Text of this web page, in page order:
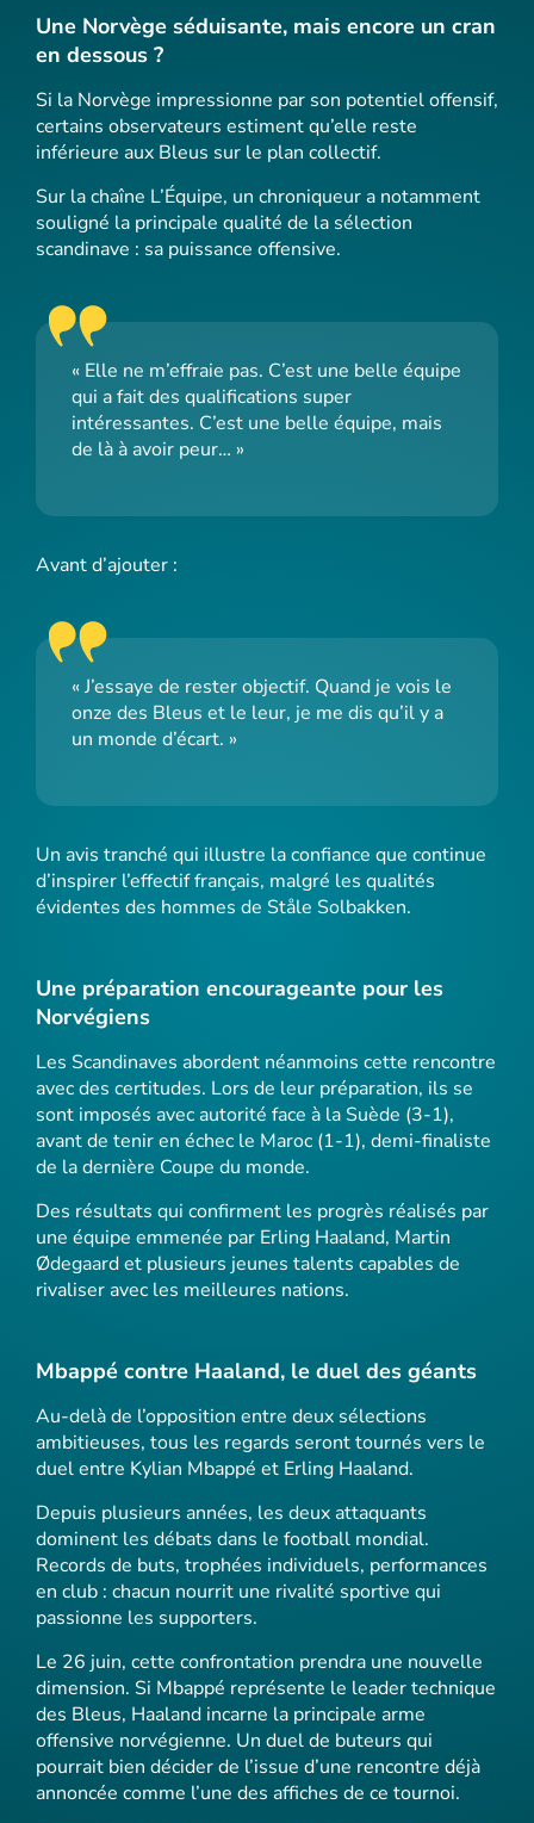
Une Norvège séduisante, mais encore un cran
en dessous ?
Si la Norvège impressionne par son potentiel offensif,
certains observateurs estiment qu’elle reste
inférieure aux Bleus sur le plan collectif.
Sur la chaîne L’Équipe, un chroniqueur a notamment
souligné la principale qualité de la sélection
scandinave : sa puissance offensive.
« Elle ne m’effraie pas. C’est une belle équipe
qui a fait des qualifications super
intéressantes. C’est une belle équipe, mais
de là à avoir peur… »
Avant d’ajouter :
« J’essaye de rester objectif. Quand je vois le
onze des Bleus et le leur, je me dis qu’il y a
un monde d’écart. »
Un avis tranché qui illustre la confiance que continue
d’inspirer l’effectif français, malgré les qualités
évidentes des hommes de Ståle Solbakken.
Une préparation encourageante pour les
Norvégiens
Les Scandinaves abordent néanmoins cette rencontre
avec des certitudes. Lors de leur préparation, ils se
sont imposés avec autorité face à la Suède (3-1),
avant de tenir en échec le Maroc (1-1), demi-finaliste
de la dernière Coupe du monde.
Des résultats qui confirment les progrès réalisés par
une équipe emmenée par Erling Haaland, Martin
Ødegaard et plusieurs jeunes talents capables de
rivaliser avec les meilleures nations.
Mbappé contre Haaland, le duel des géants
Au-delà de l’opposition entre deux sélections
ambitieuses, tous les regards seront tournés vers le
duel entre Kylian Mbappé et Erling Haaland.
Depuis plusieurs années, les deux attaquants
dominent les débats dans le football mondial.
Records de buts, trophées individuels, performances
en club : chacun nourrit une rivalité sportive qui
passionne les supporters.
Le 26 juin, cette confrontation prendra une nouvelle
dimension. Si Mbappé représente le leader technique
des Bleus, Haaland incarne la principale arme
offensive norvégienne. Un duel de buteurs qui
pourrait bien décider de l’issue d’une rencontre déjà
annoncée comme l’une des affiches de ce tournoi.